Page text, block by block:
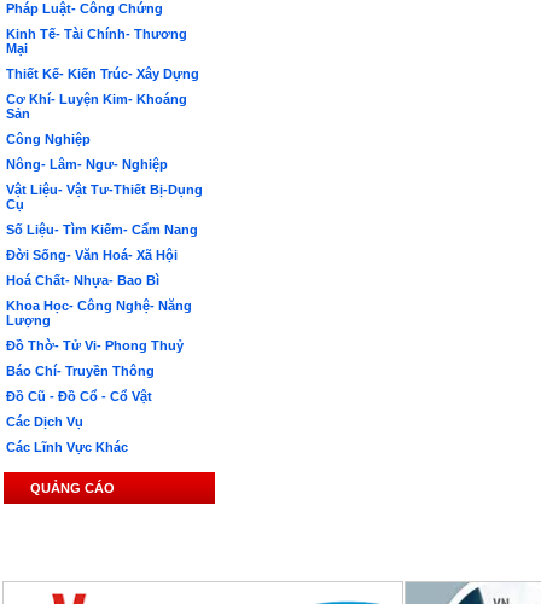
Pháp Luật- Công Chứng
Kinh Tế- Tài Chính- Thương
Mại
Thiết Kế- Kiến Trúc- Xây Dựng
Cơ Khí- Luyện Kim- Khoáng
Sản
Công Nghiệp
Nông- Lâm- Ngư- Nghiệp
Vật Liệu- Vật Tư-Thiết Bị-Dụng
Cụ
Số Liệu- Tìm Kiếm- Cẩm Nang
Đời Sống- Văn Hoá- Xã Hội
Hoá Chất- Nhựa- Bao Bì
Khoa Học- Công Nghệ- Năng
Lượng
Đồ Thờ- Tử Vi- Phong Thuỷ
Báo Chí- Truyền Thông
Đồ Cũ - Đồ Cổ - Cổ Vật
Các Dịch Vụ
Các Lĩnh Vực Khác
QUẢNG CÁO